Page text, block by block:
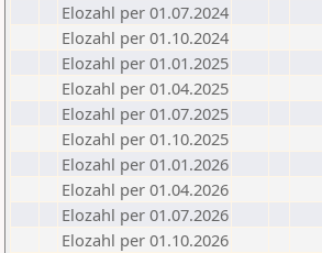
Elozahl per 01.07.2024
Elozahl per 01.10.2024
Elozahl per 01.01.2025
Elozahl per 01.04.2025
Elozahl per 01.07.2025
Elozahl per 01.10.2025
Elozahl per 01.01.2026
Elozahl per 01.04.2026
Elozahl per 01.07.2026
Elozahl per 01.10.2026